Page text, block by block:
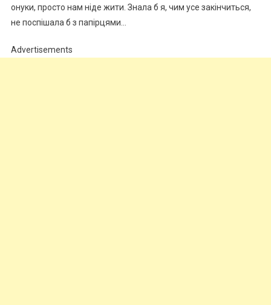
онуки, просто нам ніде жити. Знала б я, чим усе закінчиться,
не поспішала б з папірцями…
Advertisements